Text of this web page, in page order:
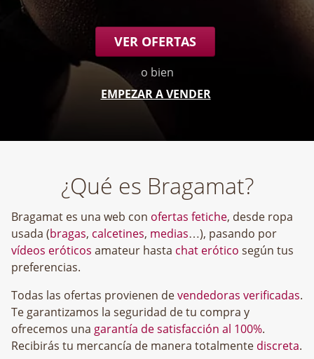
VER OFERTAS
o bien
EMPEZAR A VENDER
¿Qué es Bragamat?
Bragamat es una web con ofertas fetiche, desde ropa
usada (bragas, calcetines, medias…), pasando por
vídeos eróticos amateur hasta chat erótico según tus
preferencias.
Todas las ofertas provienen devendedoras verificadas.
Te garantizamos la seguridad de tu compra y
ofrecemos una garantía de satisfacción al 100%.
Recibirás tu mercancía de manera totalmente discreta.